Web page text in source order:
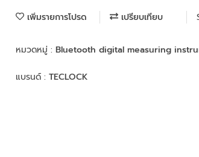
เพิ่มรายการโปรด เปรียบเทียบ
หมวดหมู่ : Bluetooth digital measuring
แบรนด์ : TECLOCK